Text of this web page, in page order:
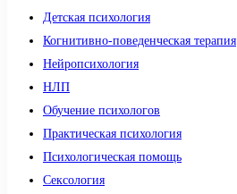
Детская психология
Когнитивно-поведенческая терапия
Нейропсихология
НЛП
Обучение психологов
Практическая психология
Психологическая помощь
Сексология